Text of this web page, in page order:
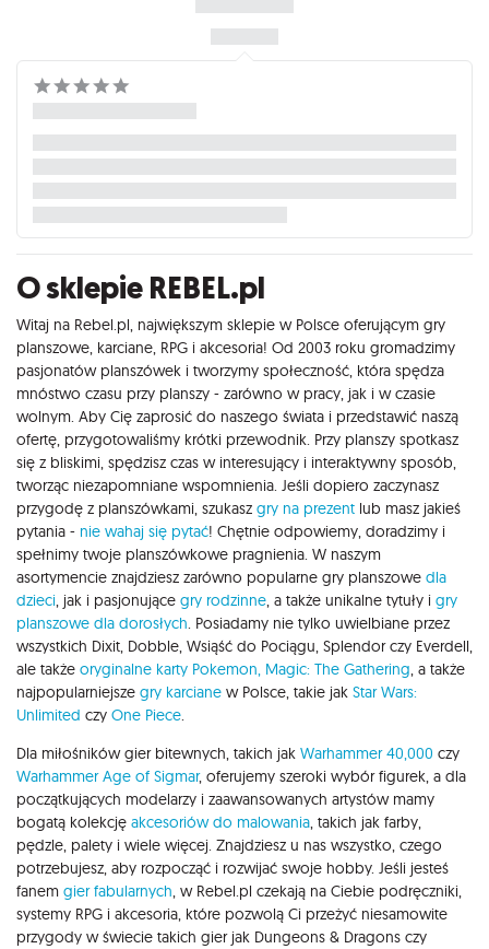
O sklepie REBEL.pl
Witaj na Rebel.pl, największym sklepie w Polsce oferującym gry
planszowe, karciane, RPG i akcesoria! Od 2003 roku gromadzimy
pasjonatów planszówek i tworzymy społeczność, która spędza
mnóstwo czasu przy planszy - zarówno w pracy, jak i w czasie
wolnym. Aby Cię zaprosić do naszego świata i przedstawić naszą
ofertę, przygotowaliśmy krótki przewodnik. Przy planszy spotkasz
się z bliskimi, spędzisz czas w interesujący i interaktywny sposób,
tworząc niezapomniane wspomnienia. Jeśli dopiero zaczynasz
przygodę z planszówkami, szukasz gry na prezent lub masz jakieś
pytania - nie wahaj się pytać! Chętnie odpowiemy, doradzimy i
spełnimy twoje planszówkowe pragnienia. W naszym
asortymencie znajdziesz zarówno popularne gry planszowe dla
dzieci, jak i pasjonujące gry rodzinne, a także unikalne tytuły i gry
planszowe dla dorosłych. Posiadamy nie tylko uwielbiane przez
wszystkich Dixit, Dobble, Wsiąść do Pociągu, Splendor czy Everdell,
ale także oryginalne karty Pokemon, Magic: The Gathering, a także
najpopularniejsze gry karciane w Polsce, takie jak Star Wars:
Unlimited czy One Piece.
Dla miłośników gier bitewnych, takich jak Warhammer 40,000 czy
Warhammer Age of Sigmar, oferujemy szeroki wybór figurek, a dla
początkujących modelarzy i zaawansowanych artystów mamy
bogatą kolekcję akcesoriów do malowania, takich jak farby,
pędzle, palety i wiele więcej. Znajdziesz u nas wszystko, czego
potrzebujesz, aby rozpocząć i rozwijać swoje hobby. Jeśli jesteś
fanem gier fabularnych, w Rebel.pl czekają na Ciebie podręczniki,
systemy RPG i akcesoria, które pozwolą Ci przeżyć niesamowite
przygody w świecie takich gier jak Dungeons & Dragons czy